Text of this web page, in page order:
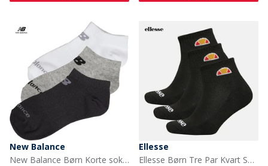
New Balance
New Balance Børn Korte sokker Flerfarvet
Ellesse
Ellesse Børn Tre Par Kvart Sokker Sort